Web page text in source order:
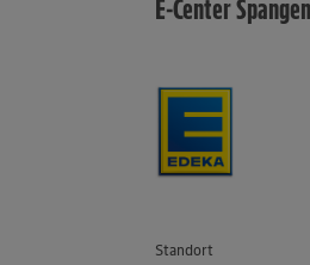
E-Center
Standort